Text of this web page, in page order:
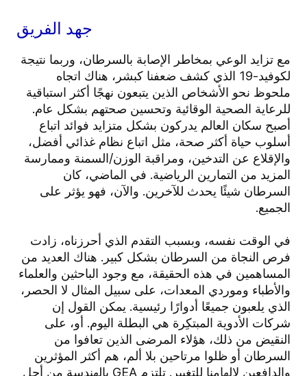
جهد الفريق
مع تزايد الوعي بمخاطر الإصابة بالسرطان، وربما نتيجة
لكوفيد-19 الذي كشف ضعفنا كبشر، هناك اتجاه
ملحوظ نحو الأشخاص الذين يتبعون نهجًا أكثر استباقية
للرعاية الصحية الوقائية وتحسين صحتهم بشكل عام.
أصبح سكان العالم يدركون بشكل متزايد فوائد اتباع
أسلوب حياة أكثر صحة، مثل اتباع نظام غذائي أفضل،
والإقلاع عن التدخين، ومراقبة الوزن/السمنة وممارسة
المزيد من التمارين الرياضية. في الماضي، كان
السرطان شيئًا يحدث للآخرين. والآن، فهو يؤثر على
الجميع.
في الوقت نفسه، وبسبب التقدم الذي أحرزناه، زادت
فرص النجاة من السرطان بشكل كبير. هناك العديد من
المساهمين في هذه الحقيقة، مع وجود الباحثين والعلماء
والأطباء وموردي المعدات، على سبيل المثال لا الحصر،
الذي يلعبون جميعًا أدوارًا رئيسية. يمكن القول إن
شركات الأدوية المبتكِرة هي البطلة اليوم. أو، على
النقيض من ذلك، هؤلاء المرضى الذين تعافوا من
السرطان أو ظلوا مرتاحين بلا ألم، هم أكثر المؤثرين
والدافعين لإلهامنا للتغيير. تلتزم GEA بالهندسة من أجل